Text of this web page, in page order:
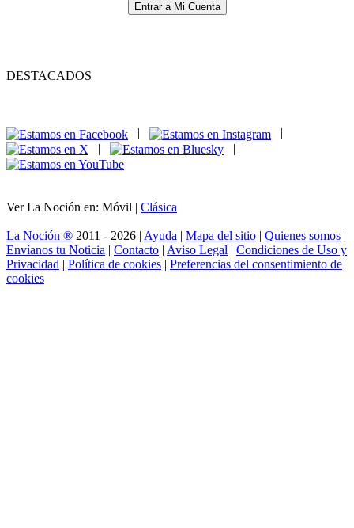
Entrar a Mi Cuenta
DESTACADOS
|
|
Ver La Noción en: Móvil | Clásica
La Noción ® 2011 - 2026 | Ayuda | Mapa del sitio | Quienes somos |
Envíanos tu Noticia | Contacto | Aviso Legal | Condiciones de Uso y
Privacidad | Política de cookies | Preferencias del consentimiento de
cookies